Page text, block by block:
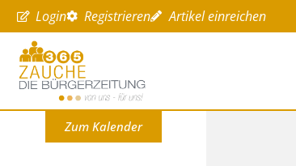
Login Registrieren Artikel einreichen
Zum Kalender